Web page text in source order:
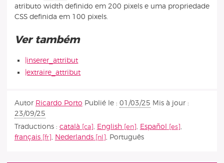
atributo width definido em 200 pixels e uma propriedade
CSS definida em 100 pixels.
Ver também
|inserer_attribut
|extraire_attribut
Autor Ricardo Porto Publié le : 01/03/25 Mis à jour :
23/09/25
Traductions : català English Español
français
Nederlands Português